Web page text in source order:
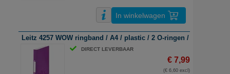
In winkelwagen
Leitz 4257 WOW ringband / A4 / plastic / 2 O-ringen / paars
DIRECT LEVERBAAR
€ 7,99
(€ 6,60 excl)